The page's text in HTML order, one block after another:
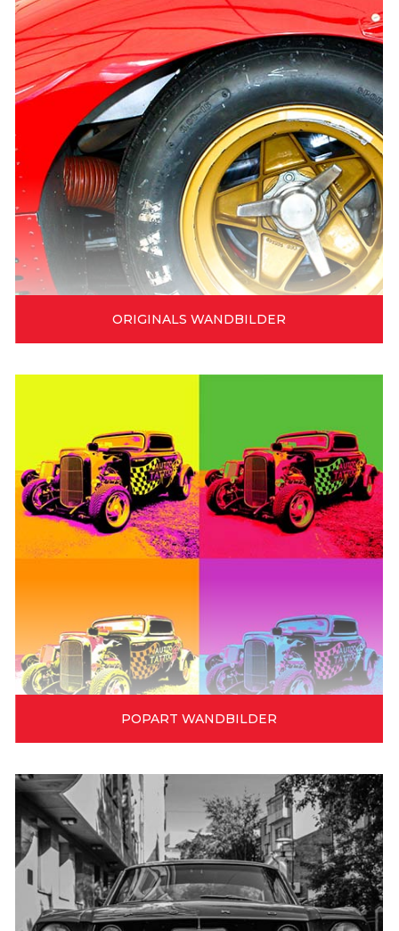
ORIGINALS WANDBILDER
POPART WANDBILDER